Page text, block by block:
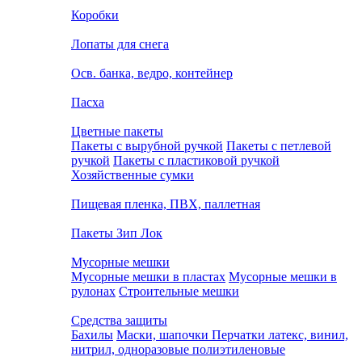
Коробки
Лопаты для снега
Осв. банка, ведро, контейнер
Пасха
Цветные пакеты
Пакеты с вырубной ручкой Пакеты с петлевой
ручкой Пакеты с пластиковой ручкой
Хозяйственные сумки
Пищевая пленка, ПВХ, паллетная
Пакеты Зип Лок
Мусорные мешки
Мусорные мешки в пластах Мусорные мешки в
рулонах Строительные мешки
Средства защиты
Бахилы Маски, шапочки Перчатки латекс, винил,
нитрил, одноразовые полиэтиленовые